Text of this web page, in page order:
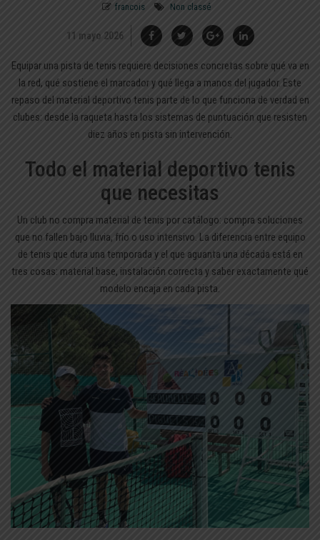
francois Non classé
11 mayo 2026
Equipar una pista de tenis requiere decisiones concretas sobre qué va en
la red, qué sostiene el marcador y qué llega a manos del jugador. Este
repaso del material deportivo tenis parte de lo que funciona de verdad en
clubes: desde la raqueta hasta los sistemas de puntuación que resisten
diez años en pista sin intervención.
Todo el material deportivo tenis
que necesitas
Un club no compra material de tenis por catálogo: compra soluciones
que no fallen bajo lluvia, frío o uso intensivo. La diferencia entre equipo
de tenis que dura una temporada y el que aguanta una década está en
tres cosas: material base, instalación correcta y saber exactamente qué
modelo encaja en cada pista.